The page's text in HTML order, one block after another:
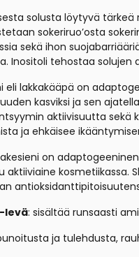
solusta löytyvä
sokeriruo’osta
sekä ihon
Inositoli tehostaa
eli lakkakääpä on
kasviksi ja sen
aktiivisuutta
ja ehkäisee
on
aktiiviaine
levä: sisältää runsaasti
ja tulehdusta,